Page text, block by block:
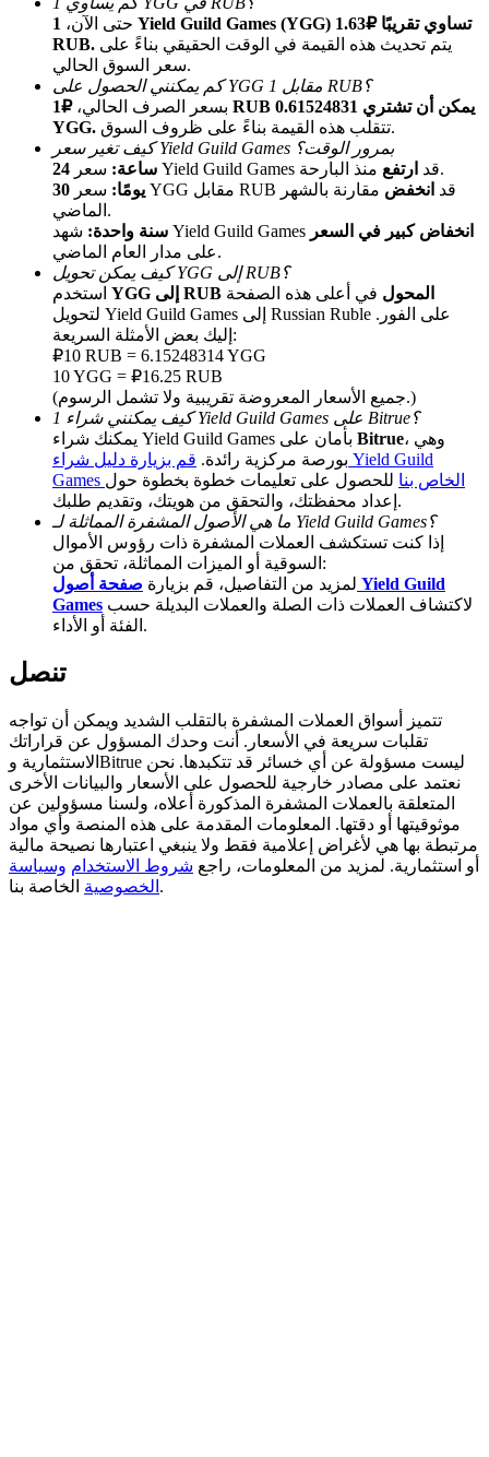
الإحالة
قم بدعوة صديق لتحصل على مكافآت نقدية
BTC Welcome Rewards
BTC Welcome Rewards
Deposit & Trade BTC to Share 25000 USDT prize pool!
Deposit CASHCAT & Win
Share 500000 CASHCAT prize pool
Exclusive for BitMart Users
Register & Trade to Win 500,000 USDT
Precious Metals Trading Carnival
حتى الآن، 1 Yield Guild Games (YGG) تساوي تقريبًا ₽1.63
RUB.
سعر السوق الحالي.
كم يمكنني الحصول على YGG مقابل 1 RUB؟
بسعر الصرف الحالي،
₽1 RUB يمكن أن تشتري 0.61524831
YGG.
تتقلب هذه القيمة بناءً على ظروف السوق.
كيف تغير سعر Yield Guild Games بمرور الوقت؟
24 ساعة:
سعر Yield Guild Games قد ارتفع
منذ البارحة.
30 يومًا:
سعر YGG مقابل RUB قد انخفض مقارنة بالشهر
الماضي.
سنة واحدة: شهد Yield Guild Games انخفاض كبير في السعر
على مدار العام الماضي.
كيف يمكن تحويل YGG إلى RUB؟
YGG إلى RUB المحول في أعلى هذه الصفحة
لتحويل Yield Guild Games إلى Russian Ruble على الفور.
إليك بعض الأمثلة السريعة:
₽10 RUB = 6.15248314 YGG
10 YGG = ₽16.25 RUB
(جميع الأسعار المعروضة تقريبية ولا تشمل الرسوم.)
كيف يمكنني شراء 1 Yield Guild Games على Bitrue؟
Bitrue، وهي
بورصة مركزية رائدة. قم بزيارة دليل شراء Yield Guild
Games الخاص بنا للحصول على تعليمات خطوة بخطوة حول
إعداد محفظتك، والتحقق من هويتك، وتقديم طلبك.
ما هي الأصول المشفرة المماثلة لـ Yield Guild Games؟
إذا كنت تستكشف العملات المشفرة ذات رؤوس الأموال
السوقية أو الميزات المماثلة، تحقق من:
لمزيد من التفاصيل، قم بزيارة صفحة أصول Yield Guild
Games
الفئة أو الأداء.
تنصل
تتميز أسواق العملات المشفرة بالتقلب الشديد ويمكن أن تواجه
تقلبات سريعة في الأسعار. أنت وحدك المسؤول عن قراراتك
الاستثمارية وBitrue ليست مسؤولة عن أي خسائر قد تتكبدها. نحن
نعتمد على مصادر خارجية للحصول على الأسعار والبيانات الأخرى
المتعلقة بالعملات المشفرة المذكورة أعلاه، ولسنا مسؤولين عن
موثوقيتها أو دقتها. المعلومات المقدمة على هذه المنصة وأي مواد
مرتبطة بها هي لأغراض إعلامية فقط ولا ينبغي اعتبارها نصيحة مالية
أو استثمارية. لمزيد من المعلومات، راجع شروط الاستخدام وسياسة
الخصوصية الخاصة بنا.